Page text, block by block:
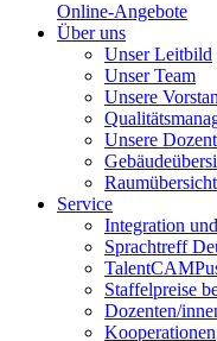
Online-Angebote
Über uns
Unser Leitbild
Unser Team
Unsere
Unsere
Raumübersicht
Service
Integration
Sprachtreff
Staffelpreise
Dozenten/
Kooperationen